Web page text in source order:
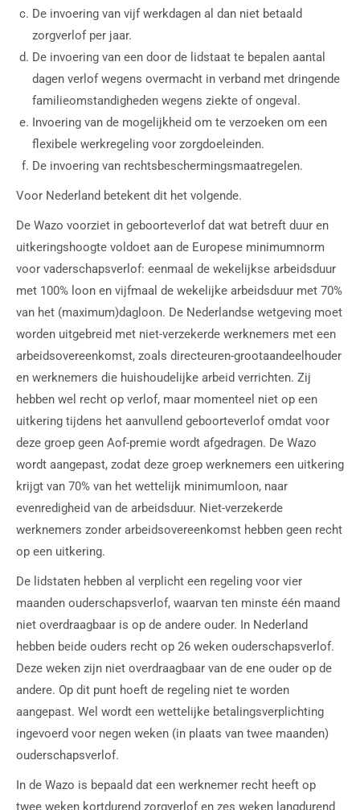
De invoering van vijf werkdagen al dan niet betaald
zorgverlof per jaar.
De invoering van een door de lidstaat te bepalen aantal
dagen verlof wegens overmacht in verband met dringende
familieomstandigheden wegens ziekte of ongeval.
Invoering van de mogelijkheid om te verzoeken om een
flexibele werkregeling voor zorgdoeleinden.
De invoering van rechtsbeschermingsmaatregelen.
Voor Nederland betekent dit het volgende.
De Wazo voorziet in geboorteverlof dat wat betreft duur en
uitkeringshoogte voldoet aan de Europese minimumnorm
voor vaderschapsverlof: eenmaal de wekelijkse arbeidsduur
met 100% loon en vijfmaal de wekelijke arbeidsduur met 70%
van het (maximum)dagloon. De Nederlandse wetgeving moet
worden uitgebreid met niet-verzekerde werknemers met een
arbeidsovereenkomst, zoals directeuren-grootaandeelhouder
en werknemers die huishoudelijke arbeid verrichten. Zij
hebben wel recht op verlof, maar momenteel niet op een
uitkering tijdens het aanvullend geboorteverlof omdat voor
deze groep geen Aof-premie wordt afgedragen. De Wazo
wordt aangepast, zodat deze groep werknemers een uitkering
krijgt van 70% van het wettelijk minimumloon, naar
evenredigheid van de arbeidsduur. Niet-verzekerde
werknemers zonder arbeidsovereenkomst hebben geen recht
op een uitkering.
De lidstaten hebben al verplicht een regeling voor vier
maanden ouderschapsverlof, waarvan ten minste één maand
niet overdraagbaar is op de andere ouder. In Nederland
hebben beide ouders recht op 26 weken ouderschapsverlof.
Deze weken zijn niet overdraagbaar van de ene ouder op de
andere. Op dit punt hoeft de regeling niet te worden
aangepast. Wel wordt een wettelijke betalingsverplichting
ingevoerd voor negen weken (in plaats van twee maanden)
ouderschapsverlof.
In de Wazo is bepaald dat een werknemer recht heeft op
twee weken kortdurend zorgverlof en zes weken langdurend